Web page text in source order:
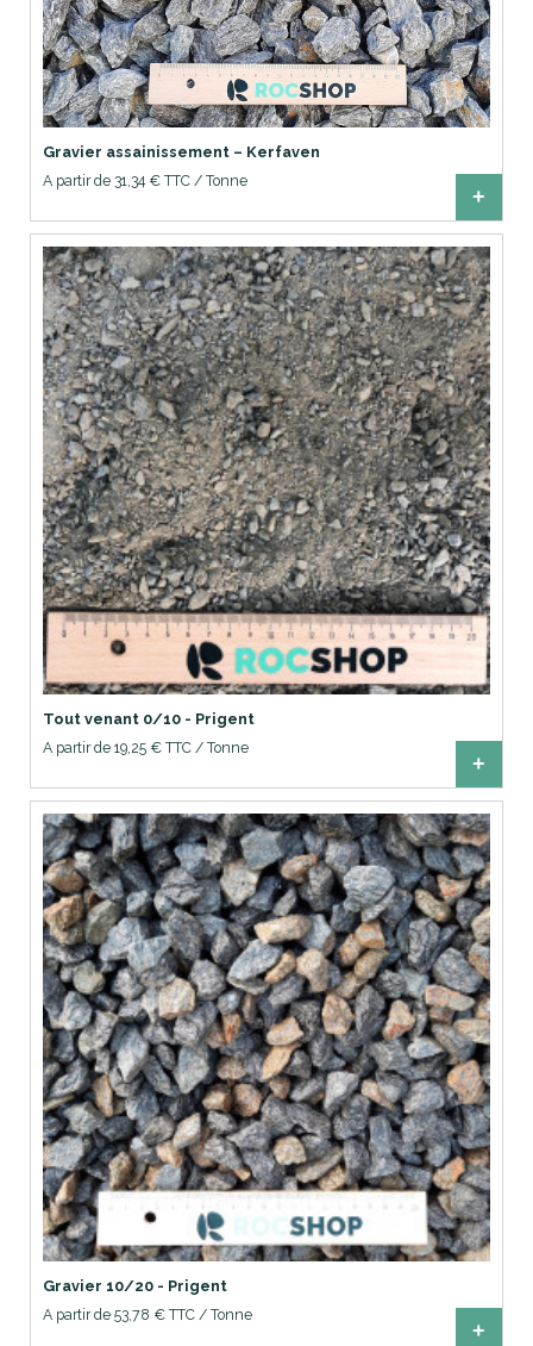
Gravier assainissement – Kerfaven
A partir de 31,34 € TTC / Tonne
+
Tout venant 0/10 - Prigent
A partir de 19,25 € TTC / Tonne
+
Gravier 10/20 - Prigent
A partir de 53,78 € TTC / Tonne
+